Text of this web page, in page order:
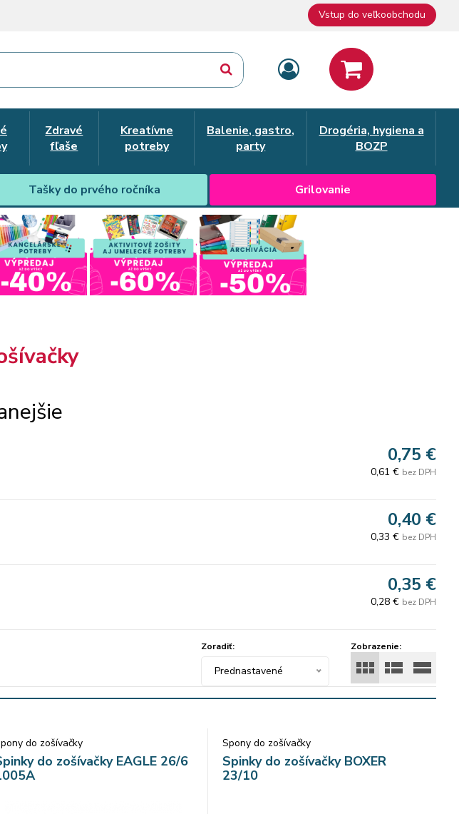
Vstup do veľkoobchodu
Zdravé
fľaše
Kreatívne
potreby
Balenie, gastro,
party
Drogéria, hygiena a
BOZP
Tašky do prvého ročníka Grilovanie
0,75 €
0,61 € bez DPH
0,40 €
0,33 € bez DPH
0,35 €
0,28 € bez DPH
Zobrazenie:
Zoradiť:
Prednastavené
do zošívačky
do zošívačky EAGLE 26/6
Spony do zošívačky
Spinky do zošívačky BOXER
23/10